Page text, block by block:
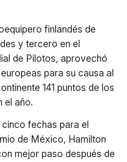
finlandés de
y tercero en el
de Pilotos, aprovechó
para su causa al
141 puntos de los
el año.
fechas para el
de México, Hamilton
mejor paso después de